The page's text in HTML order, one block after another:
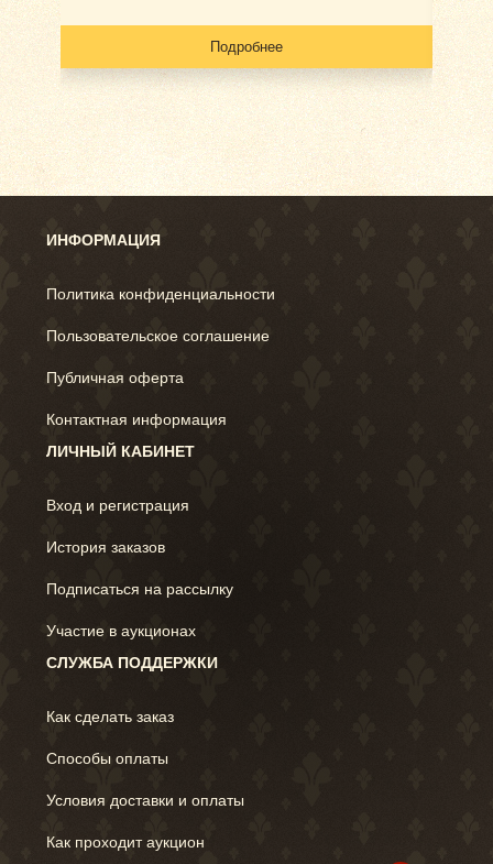
Подробнее
ИНФОРМАЦИЯ
Политика конфиденциальности
Пользовательское соглашение
Публичная оферта
Контактная информация
ЛИЧНЫЙ КАБИНЕТ
Вход и регистрация
История заказов
Подписаться на рассылку
Участие в аукционах
СЛУЖБА ПОДДЕРЖКИ
Как сделать заказ
Способы оплаты
Условия доставки и оплаты
Как проходит аукцион